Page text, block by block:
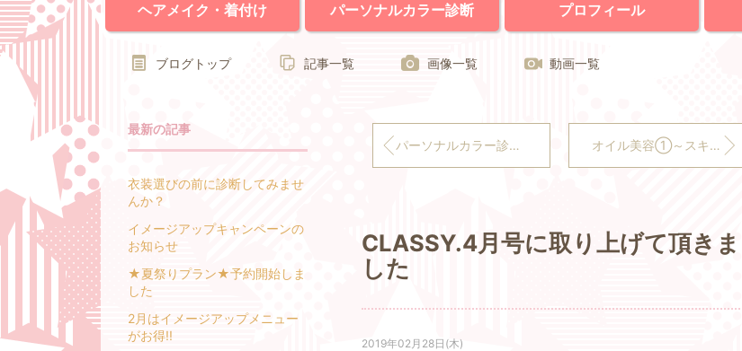
ブログトップ 記事一覧 画像一覧 動画一覧
パーソナルカラー診断＋ワンポイントアドバイス（4月スケジュール） オイル美容①～スキンケア編～
CLASSY.4月号に取り上げて頂きま
した
2019年02月28日(木)
ヘアメイク・着付け パーソナルカラー診断 プロフィール
最新の記事
衣装選びの前に診断してみませ
んか？
イメージアップキャンペーンの
お知らせ
★夏祭りプラン★予約開始しま
した
2月はイメージアップメニュー
がお得!!